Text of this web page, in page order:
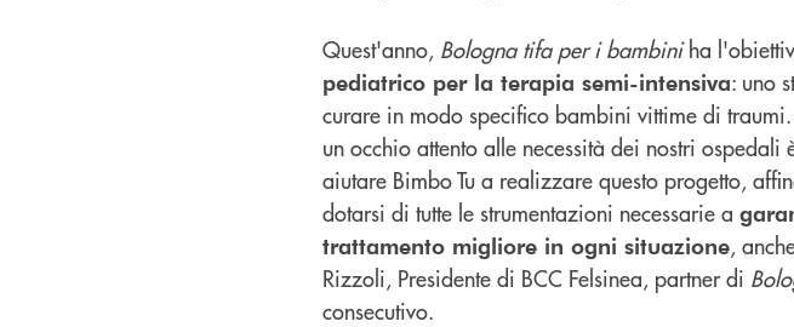
Quest'anno, Bologna tifa per i bambiniha
pediatrico per la terapia semi-intensiva: uno
curare in modo specifico bambini vittime di
un occhio attento alle necessità dei nostri
aiutare Bimbo Tu a realizzare questo progetto,
dotarsi di tutte le strumentazioni necessarie a
trattamento migliore in ogni situazione,
Rizzoli, Presidente di BCC Felsinea, partner di
consecutivo.